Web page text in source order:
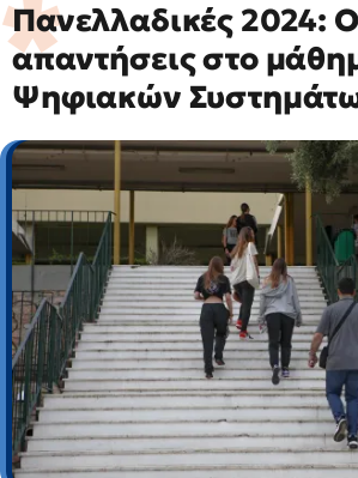
Πανελλαδικές 2024:
απαντήσεις στο
Ψηφιακών